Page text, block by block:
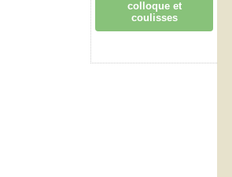
colloque et
coulisses